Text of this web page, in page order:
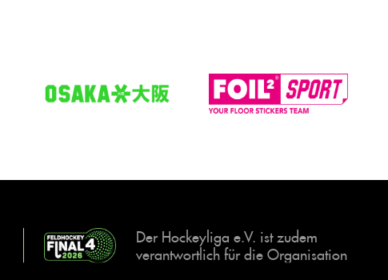
Der Hockeyliga e.V. ist zudem
verantwortlich für die Organisation